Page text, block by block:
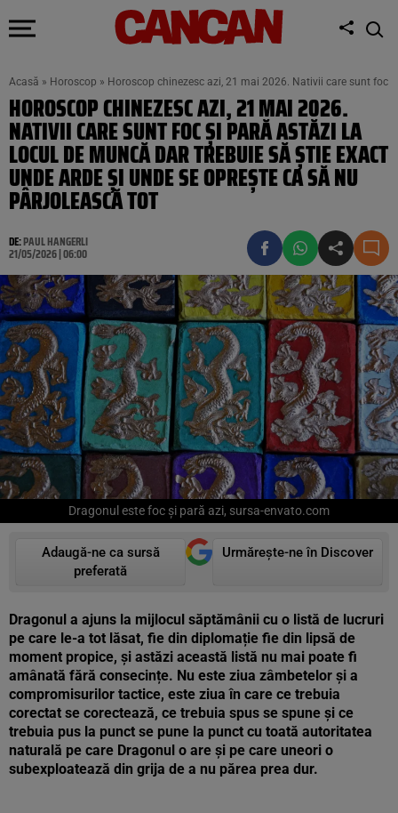
Acasă » Horoscop » Horoscop chinezesc azi, 21 mai 2026. Nativii care sunt foc
HOROSCOP CHINEZESC AZI, 21 MAI 2026.
NATIVII CARE SUNT FOC ȘI PARĂ ASTĂZI LA
LOCUL DE MUNCĂ DAR TREBUIE SĂ ȘTIE EXACT
UNDE ARDE ȘI UNDE SE OPREȘTE CA SĂ NU
PÂRJOLEASCĂ TOT
DE:PAUL HANGERLI
21/05/2026 | 06:00
Dragonul este foc și pară azi, sursa-envato.com
Adaugă-ne ca sursă
preferată
Urmărește-ne în Discover
Dragonul a ajuns la mijlocul săptămânii cu o listă de lucruri
pe care le-a tot lăsat, fie din diplomație fie din lipsă de
moment propice, și astăzi această listă nu mai poate fi
amânată fără consecințe. Nu este ziua zâmbetelor și a
compromisurilor tactice, este ziua în care ce trebuia
corectat se corectează, ce trebuia spus se spune și ce
trebuia pus la punct se pune la punct cu toată autoritatea
naturală pe care Dragonul o are și pe care uneori o
subexploatează din grija de a nu părea prea dur.